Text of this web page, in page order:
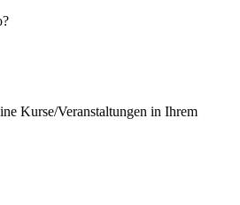
Kurse/Veranstaltungen in Ihrem